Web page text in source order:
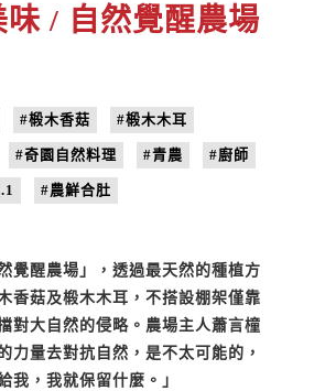
/ 自然覺醒農場
#椴木香菇 #椴木木耳
#奇園自然料理 #青農 #廚師
#農鮮合肚
覺醒農場」，透過最天然的種植方
香菇及椴木木耳，不搭設棚架僅靠
對大自然的侵略。農場主人蕭言橦
力量去對抗自然，是不太可能的，
我，我就保留什麼。」